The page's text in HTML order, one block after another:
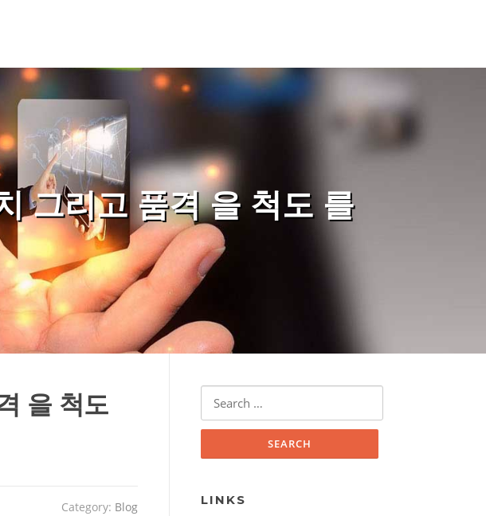
그리고 품격 을 척도 를
을 척도
Category: Blog
Search for:
LINKS